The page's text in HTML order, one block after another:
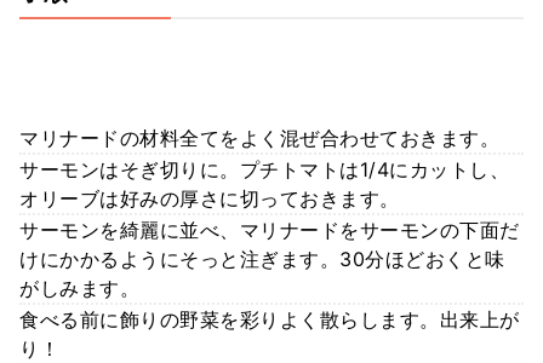
マリナードの材料全てをよく混ぜ合わせておきます。
サーモンはそぎ切りに。プチトマトは1/4にカットし、
オリーブは好みの厚さに切っておきます。
サーモンを綺麗に並べ、マリナードをサーモンの下面だ
けにかかるようにそっと注ぎます。30分ほどおくと味
がしみます。
食べる前に飾りの野菜を彩りよく散らします。出来上が
り！